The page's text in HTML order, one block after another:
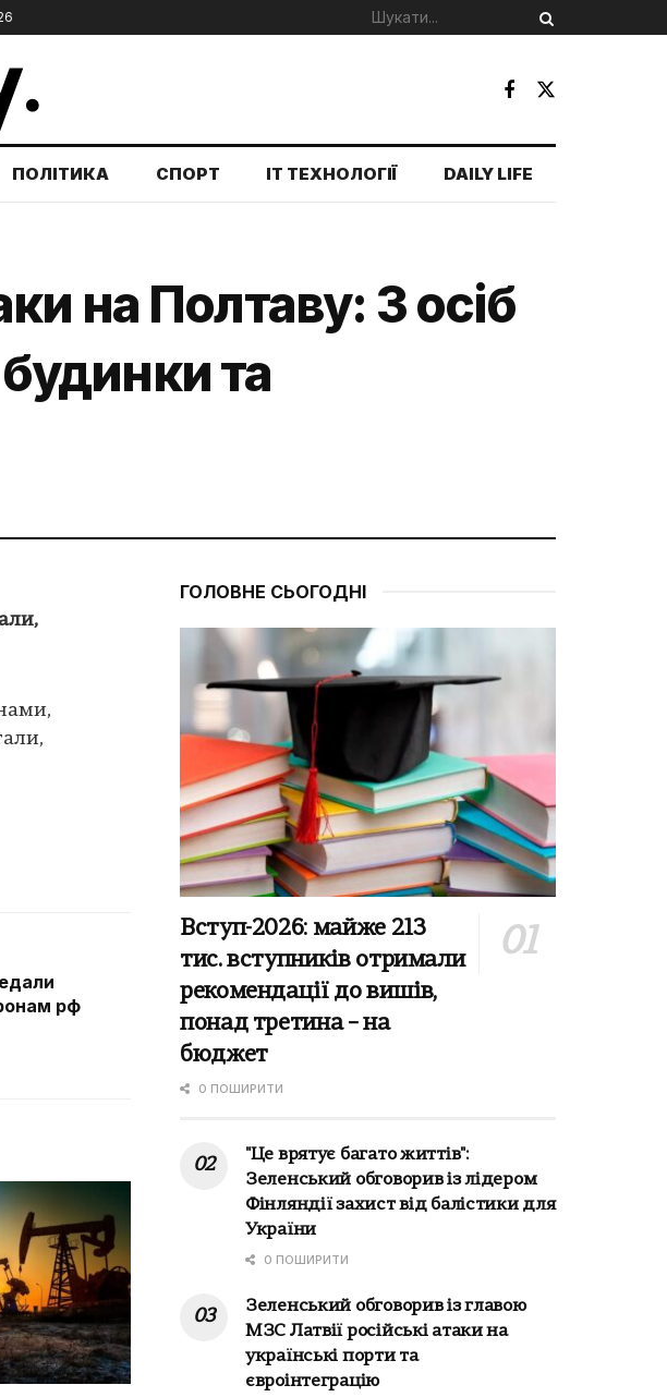
ПОЛІТИКА СПОРТ IT ТЕХНОЛОГІЇ DAILY LIFE
на Полтаву: 3 осіб
та
рф
ГОЛОВНЕ СЬОГОДНІ
Вступ-2026: майже 213
тис. вступників отримали
рекомендації до вишів,
понад третина – на
бюджет
0 ПОШИРИТИ
"Це врятує багато життів":
Зеленський обговорив із лідером
Фінляндії захист від балістики для
України
0 ПОШИРИТИ
Зеленський обговорив із главою
МЗС Латвії російські атаки на
українські порти та
євроінтеграцію